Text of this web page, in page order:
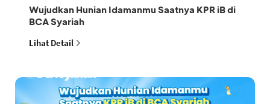
Wujudkan Hunian Idamanmu Saatnya KPR iB di
BCA Syariah
Lihat Detail